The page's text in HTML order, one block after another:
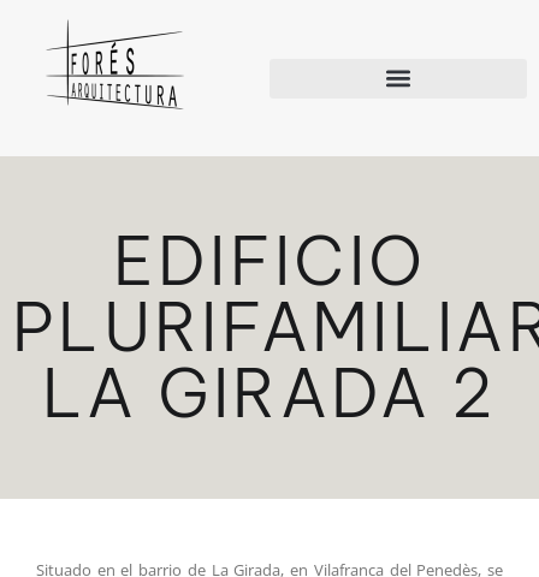
EDIFICIO
LA GIRADA 2
Situado en el barrio de La Girada, en Vilafranca del Penedès, se